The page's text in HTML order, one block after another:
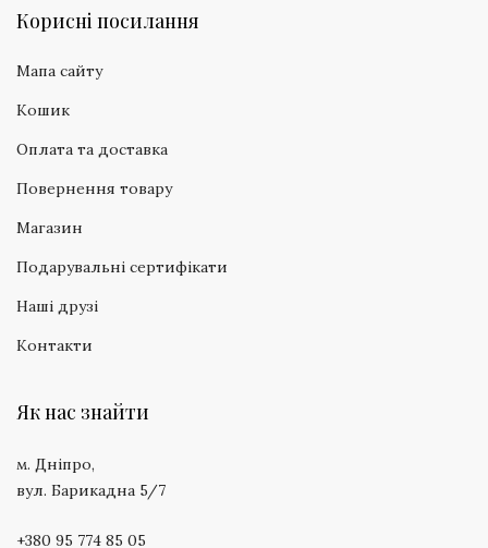
Корисні посилання
Мапа сайту
Кошик
Оплата та доставка
Повернення товару
Магазин
Подарувальні сертифікати
Наші друзі
Контакти
Як нас знайти
м. Дніпро,
вул. Барикадна 5/7
+380 95 774 85 05